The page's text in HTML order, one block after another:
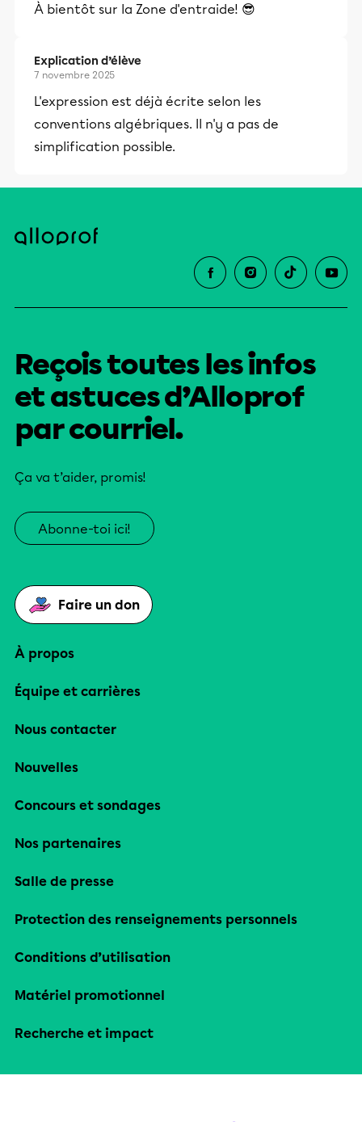
À bientôt sur la Zone d'entraide! 😎
Explication d’élève
7 novembre 2025
L'expression est déjà écrite selon les
conventions algébriques. Il n'y a pas de
simplification possible.
Reçois toutes les infos
et astuces d’Alloprof
par courriel.
Ça va t’aider, promis!
Abonne-toi ici!
Faire un don
À propos
Équipe et carrières
Nous contacter
Nouvelles
Concours et sondages
Nos partenaires
Salle de presse
Protection des renseignements personnels
Conditions d’utilisation
Matériel promotionnel
Recherche et impact